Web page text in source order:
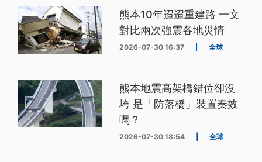
熊本10年迢迢重建路 一文
對比兩次強震各地災情
2026-07-30 16:37 全球
熊本地震高架橋錯位卻沒
垮 是「防落橋」裝置奏效
嗎？
2026-07-30 18:54 全球